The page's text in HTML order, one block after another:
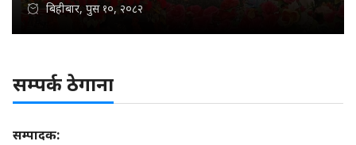
बिहीबार, पुस १०, २०८२
सम्पर्क ठेगाना
सम्पादक: